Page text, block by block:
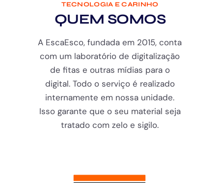
TECNOLOGIA E CARINHO
QUEM SOMOS
A EscaEsco, fundada em 2015, conta
com um laboratório de digitalização
de fitas e outras mídias para o
digital. Todo o serviço é realizado
internamente em nossa unidade.
Isso garante que o seu material seja
tratado com zelo e sigilo.